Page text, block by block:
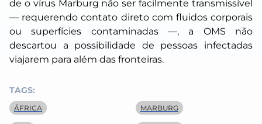
de o vírus Marburg não ser facilmente transmissível
— requerendo contato direto com fluidos corporais
ou superfícies contaminadas —, a OMS não
descartou a possibilidade de pessoas infectadas
viajarem para além das fronteiras.
TAGS:
ÁFRICA MARBURG